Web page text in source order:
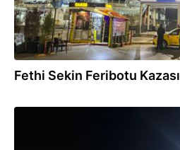
Fethi Sekin Feribotu Kazası